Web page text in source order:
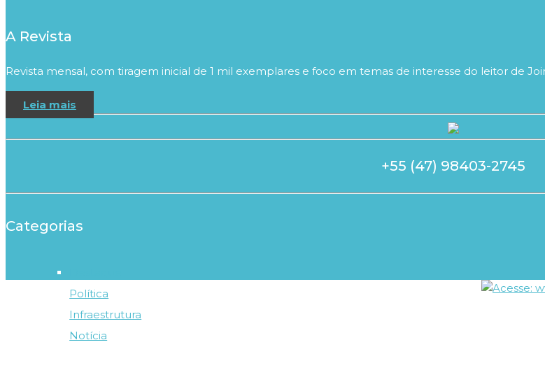
A Revista
Revista mensal, com tiragem inicial de 1 mil exemplares e foco em temas de interesse do leitor de
Leia mais
+55 (47) 98403-2745
Categorias
Política
Infraestrutura
Notícia